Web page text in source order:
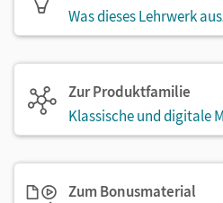
Was dieses Lehrwerk
Zur Produktfamilie
Klassische und digitale
Zum Bonusmaterial